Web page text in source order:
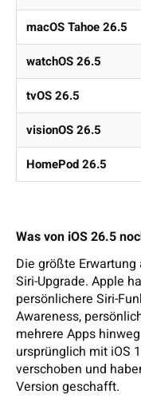
macOS Tahoe 26.5
watchOS 26.5
tvOS 26.5
visionOS 26.5
HomePod 26.5
Was von iOS 26.5
Die größte
Siri-Upgrade. Apple
persönlichere Siri-
Awareness,
mehrere Apps
ursprünglich mit iOS
verschoben und
Version geschafft.